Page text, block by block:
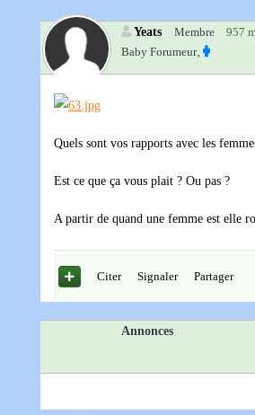
Yeats Membre
957
Baby Forumeur‚
Quels sont vos rapports avec les
Est ce que ça vous plait ? Ou pas ?
A partir de quand une femme est elle
Citer Signaler Partager
Annonces